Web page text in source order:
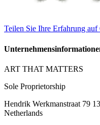
Teilen Sie Ihre Erfahrung auf
ART THAT MATTERS
Sole Proprietorship
Hendrik Werkmanstraat 79
Netherlands